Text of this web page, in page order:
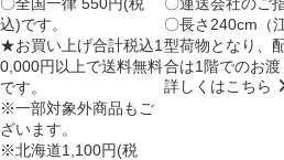
込)です。
★お買い上げ合計税込1
0,000円以上で送料無料
です。
※一部対象外商品もご
ざいます。
※北海道1,100円(税
〇長さ240cm（
型荷物となり、
合は1階でのお
詳しくはこちら